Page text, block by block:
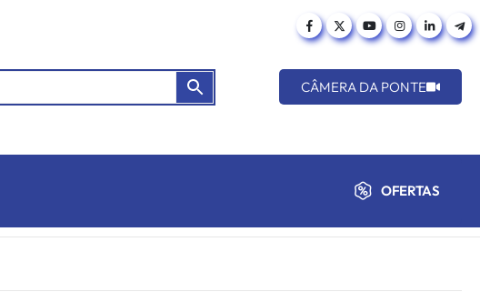
CÂMERA DA PONTE
OFERTAS